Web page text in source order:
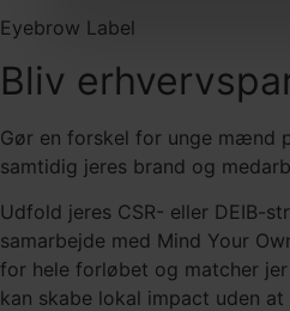
Eyebrow Label
Bliv
Gør en forskel for unge mænd
samtidig jeres brand og
Udfold jeres CSR- eller DEIB-
samarbejde med Mind Your
for hele forløbet og matcher
kan skabe lokal impact uden